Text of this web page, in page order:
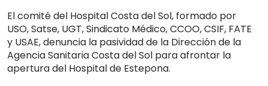
El comité del Hospital Costa del Sol, formado por
USO, Satse, UGT, Sindicato Médico, CCOO, CSIF, FATE
y USAE, denuncia la pasividad de la Dirección de la
Agencia Sanitaria Costa del Sol para afrontar la
apertura del Hospital de Estepona.